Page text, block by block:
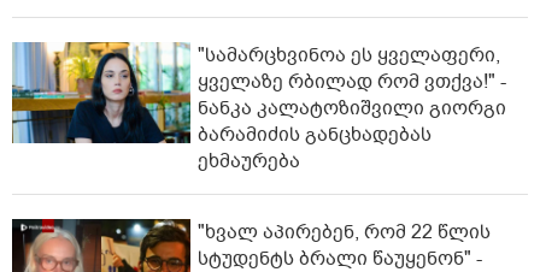
"სა­მარ­ცხვი­ნოა ეს ყვე­ლა­ფე­რი,
ყვე­ლა­ზე რბი­ლად რომ ვთქვა!" -
ნანკა კალატოზიშვილი გიორგი
ბარამიძის განცხადებას
ეხმაურება
"ხვალ აპირებენ, რომ 22 წლის
სტუდენტს ბრალი წაუყენონ" -